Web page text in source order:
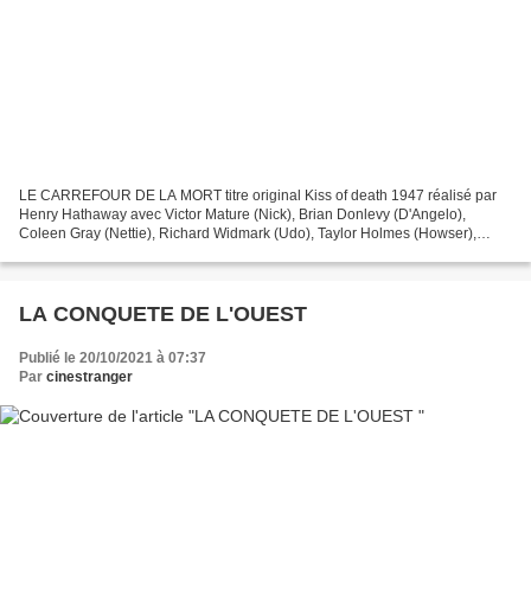
LE CARREFOUR DE LA MORT titre original Kiss of death 1947 réalisé par
Henry Hathaway avec Victor Mature (Nick), Brian Donlevy (D'Angelo),
Coleen Gray (Nettie), Richard Widmark (Udo), Taylor Holmes (Howser),
LA CONQUETE DE L'OUEST
Publié le 20/10/2021 à 07:37
Par cinestranger